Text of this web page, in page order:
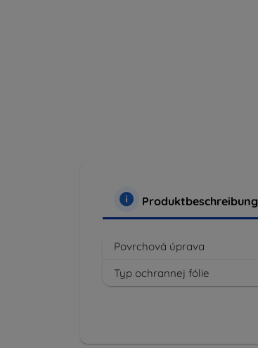
Produktbeschreibung
Povrchová úprava
Typ ochrannej fólie